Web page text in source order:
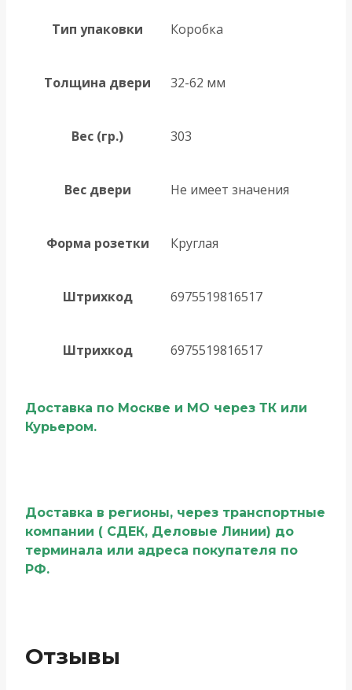
Тип упаковки Коробка
Толщина двери 32-62 мм
Вес (гр.) 303
Вес двери Не имеет значения
Форма розетки Круглая
Штрихкод 6975519816517
Штрихкод 6975519816517
Доставка по Москве и МО через ТК или
Курьером.
Доставка в регионы, через транспортные
компании ( СДЕК, Деловые Линии) до
терминала или адреса покупателя по
РФ.
Отзывы